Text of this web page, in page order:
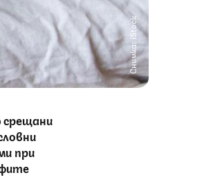
Снимка: iStock
срещани
при